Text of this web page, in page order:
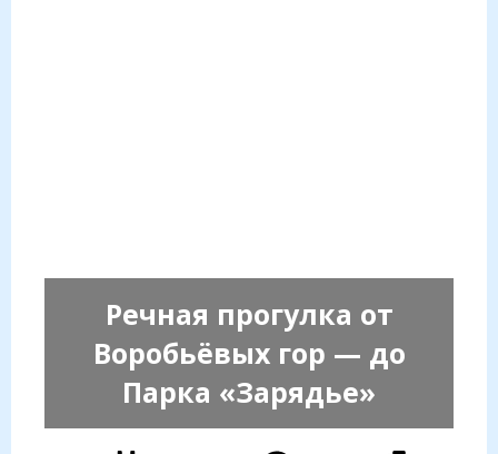
Речная прогулка от
Воробьёвых гор — до
Парка «Зарядье»